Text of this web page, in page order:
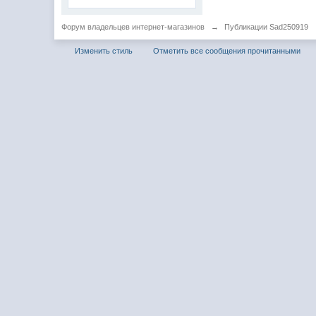
Форум владельцев интернет-магазинов → Публикации Sad250919
Изменить стиль Отметить все сообщения прочитанными